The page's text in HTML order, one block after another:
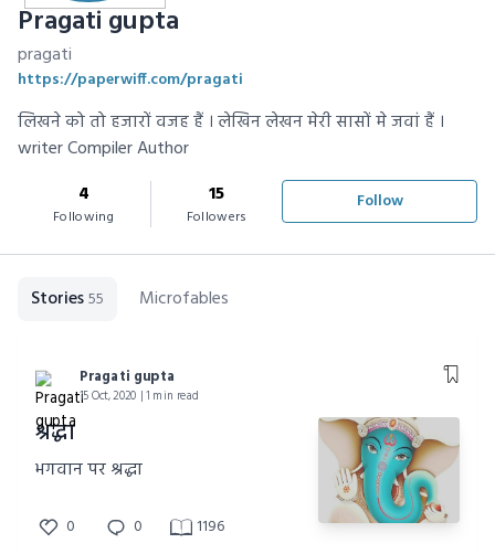
Pragati gupta
pragati
https://paperwiff.com/pragati
लिखने को तो हजारों वजह हैं । लेखिन लेखन मेरी सासों मे जवां हैं ।
writer Compiler Author
4
Following
15
Followers
Follow
Stories55 Microfables
Pragati gupta
15 Oct, 2020 | 1 min read
श्रद्धा
भगवान पर श्रद्धा
0 0 1196